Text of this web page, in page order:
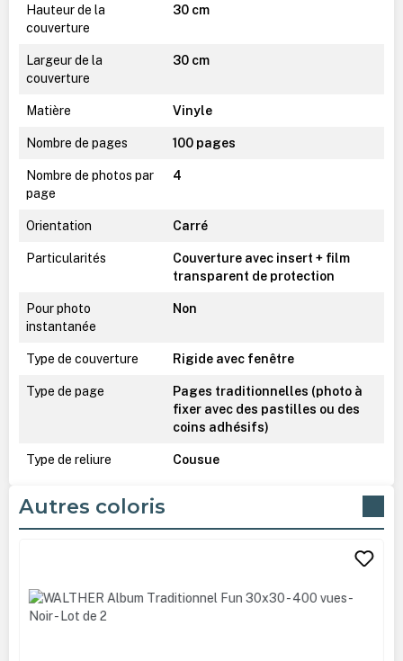
Hauteur de la
couverture
30 cm
Largeur de la
couverture
30 cm
Matière Vinyle
Nombre de pages 100 pages
Nombre de photos par
page
4
Orientation Carré
Particularités
Couverture avec insert + film
transparent de protection
Pour photo
instantanée
Non
Type de couverture Rigide avec fenêtre
Type de page
Pages traditionnelles (photo à
fixer avec des pastilles ou des
coins adhésifs)
Type de reliure Cousue
Autres coloris